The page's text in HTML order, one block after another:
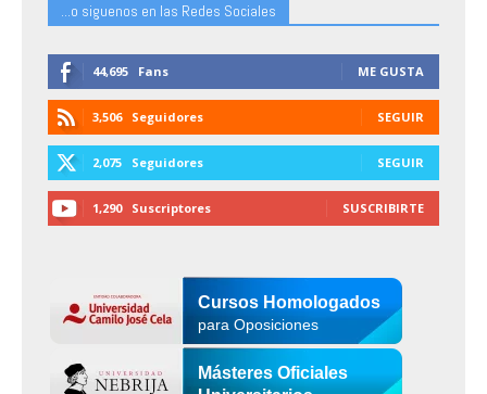
...o siguenos en las Redes Sociales
44,695 Fans ME GUSTA
3,506 Seguidores SEGUIR
2,075 Seguidores SEGUIR
1,290 Suscriptores SUSCRIBIRTE
Cursos Homologados
para Oposiciones
Másteres Oficiales